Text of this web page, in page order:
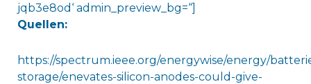
jqb3e8od‘ admin_preview_bg=“]
Quellen:
https://spectrum.ieee.org/energywise/energy/
storage/enevates-silicon-anodes-could-give-